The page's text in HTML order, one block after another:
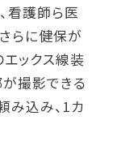
看護師ら医
らに健保が
ックス線装
撮影できる
み込み、1カ